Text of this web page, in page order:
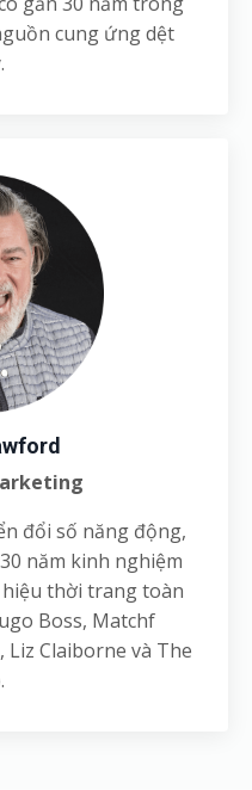
cung ứng dệt
đổi số năng động,
năm kinh nghiệm
hiệu thời trang toàn
Boss, Matchf
Liz Claiborne và The